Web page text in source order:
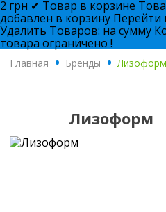
2 грн ✔ Товар в корзине
добавлен в корзину Перейти
Удалить Товаров: на сумму
товара ограничено !
Главная . Бренды . Лизоформ
Лизоформ